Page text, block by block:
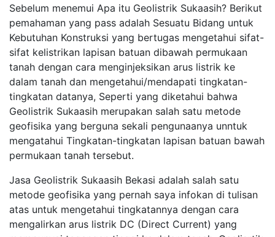
Sebelum menemui Apa itu Geolistrik Sukaasih? Berikut
pemahaman yang pass adalah Sesuatu Bidang untuk
Kebutuhan Konstruksi yang bertugas mengetahui sifat-
sifat kelistrikan lapisan batuan dibawah permukaan
tanah dengan cara menginjeksikan arus listrik ke
dalam tanah dan mengetahui/mendapati tingkatan-
tingkatan datanya, Seperti yang diketahui bahwa
Geolistrik Sukaasih merupakan salah satu metode
geofisika yang berguna sekali pengunaanya unntuk
mengatahui Tingkatan-tingkatan lapisan batuan bawah
permukaan tanah tersebut.
Jasa Geolistrik Sukaasih Bekasi adalah salah satu
metode geofisika yang pernah saya infokan di tulisan
atas untuk mengetahui tingkatannya dengan cara
mengalirkan arus listrik DC (Direct Current) yang